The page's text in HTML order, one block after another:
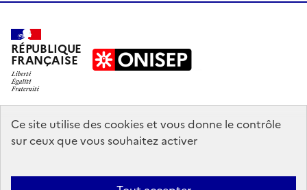
Ce site utilise des cookies et vous donne le contrôle
sur ceux que vous souhaitez activer
RÉPUBLIQUE
FRANÇAISE
education.gouv.fr
enseignementsup-recherche.gouv.fr